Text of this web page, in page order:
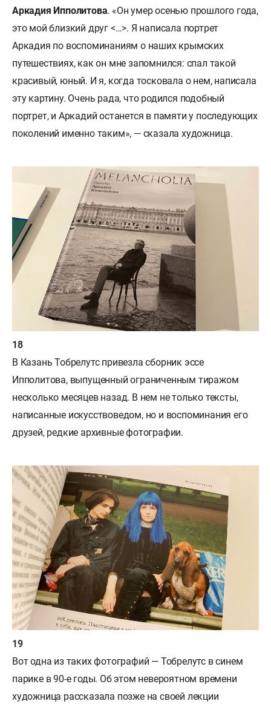
Аркадия Ипполитова. «Он умер осенью прошлого года,
это мой близкий друг <…>. Я написала портрет
Аркадия по воспоминаниям о наших крымских
путешествиях, как он мне запомнился: спал такой
красивый, юный. И я, когда тосковала о нем, написала
эту картину. Очень рада, что родился подобный
портрет, и Аркадий останется в памяти у последующих
поколений именно таким», — сказала художница.
В Казань Тобрелутс привезла сборник эссе
Ипполитова, выпущенный ограниченным тиражом
несколько месяцев назад. В нем не только тексты,
написанные искусствоведом, но и воспоминания его
друзей, редкие архивные фотографии.
Вот одна из таких фотографий — Тобрелутс в синем
парике в 90-е годы. Об этом невероятном времени
художница рассказала позже на своей лекции